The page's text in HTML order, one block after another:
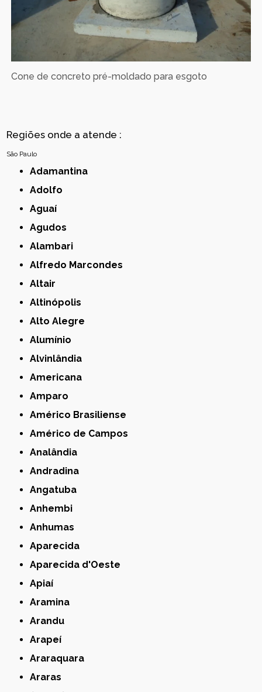
Cone de concreto pré-moldado para esgoto
Regiões onde a atende :
São Paulo
Adamantina
Adolfo
Aguaí
Agudos
Alambari
Alfredo Marcondes
Altair
Altinópolis
Alto Alegre
Alumínio
Alvinlândia
Americana
Amparo
Américo Brasiliense
Américo de Campos
Analândia
Andradina
Angatuba
Anhembi
Anhumas
Aparecida
Aparecida d'Oeste
Apiaí
Aramina
Arandu
Arapeí
Araraquara
Araras